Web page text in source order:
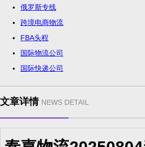
俄罗斯专线
跨境电商物流
FBA头程
国际物流公司
国际快递公司
文章详情 NEWS DETAIL